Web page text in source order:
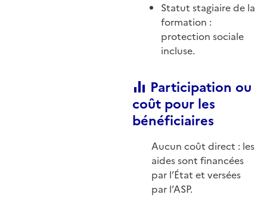
Statut stagiaire de la
formation :
protection sociale
incluse.
Participation ou
coût pour les
bénéficiaires
Aucun coût direct : les
aides sont financées
par l’État et versées
par l’ASP.